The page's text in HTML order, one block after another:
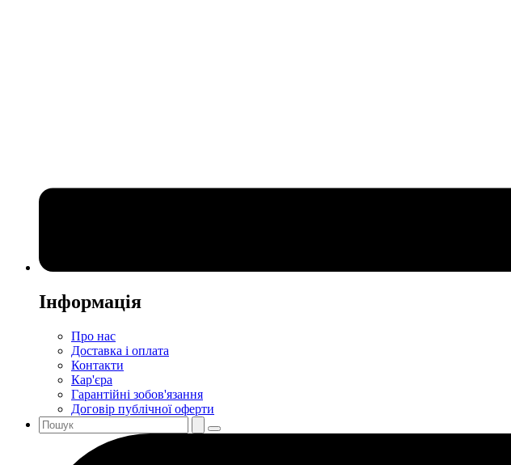
Інформація
Про нас
Доставка і оплата
Контакти
Кар'єра
Гарантійні зобов'язання
Договір публічної оферти